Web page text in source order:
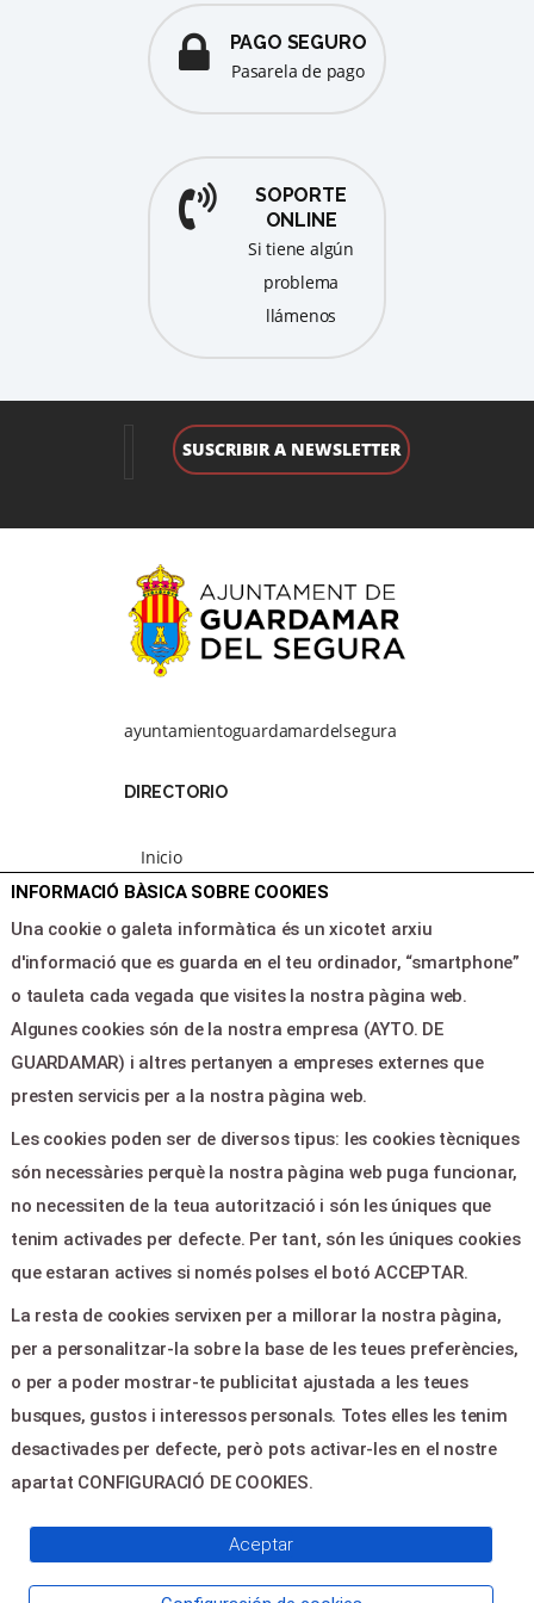
PAGO SEGURO
pasarela de pago
SOPORTE
ONLINE
Si tiene algún
problema
llámenos
ayuntamientoguardamardelsegura
DIRECTORIO
Inicio
Programación
Area clientes
Contacte
LEGAL & PAGOS
Ayuda
Aviso legal
Política de privacitat
Contactar
CONTACTE
Plaza de la Constitucion,5 -
Guardamar del Segura 03140
culturaguardamar@gmail.com
965728610
Servientradas
Reserved
INFORMACIÓ BÀSICA SOBRE COOKIES
Una cookie o galeta informàtica és un xicotet arxiu
d'informació que es guarda en el teu ordinador, “smartphone”
o tauleta cada vegada que visites la nostra pàgina web.
Algunes cookies són de la nostra empresa (AYTO. DE
GUARDAMAR) i altres pertanyen a empreses externes que
presten servicis per a la nostra pàgina web.
Les cookies poden ser de diversos tipus: les cookies tècniques
són necessàries perquè la nostra pàgina web puga funcionar,
no necessiten de la teua autorització i són les úniques que
tenim activades per defecte. Per tant, són les úniques cookies
que estaran actives si només polses el botó ACCEPTAR.
La resta de cookies servixen per a millorar la nostra pàgina,
per a personalitzar-la sobre la base de les teues preferències,
o per a poder mostrar-te publicitat ajustada a les teues
busques, gustos i interessos personals. Totes elles les tenim
desactivades per defecte, però pots activar-les en el nostre
apartat CONFIGURACIÓ DE COOKIES.
Aceptar